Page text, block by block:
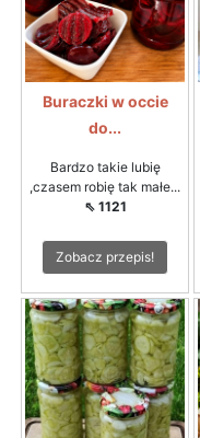
Buraczki w occie
do...
Bardzo takie lubię
,czasem robię tak małe...
⇖ 1121
Zobacz przepis!